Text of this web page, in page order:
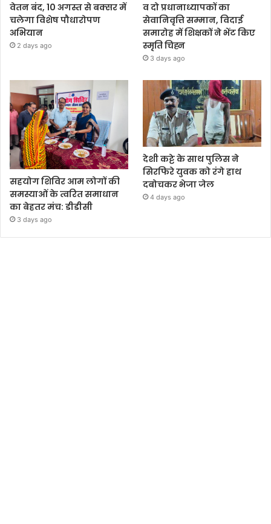
वेतन बंद, 10 अगस्त से बक्सर में
चलेगा विशेष पौधारोपण
अभियान
2 days ago
व दो प्रधानाध्यापकों का
सेवानिवृत्ति सम्मान, विदाई
समारोह में शिक्षकों ने भेंट किए
स्मृति चिह्न
3 days ago
सहयोग शिविर आम लोगों की
समस्याओं के त्वरित समाधान
का बेहतर मंच: डीडीसी
3 days ago
देशी कट्टे के साथ पुलिस ने
सिरफिरे युवक को रंगे हाथ
दबोचकर भेजा जेल
4 days ago